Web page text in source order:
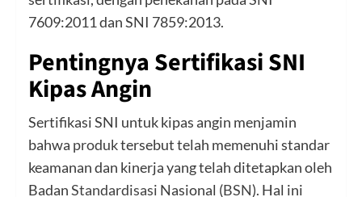
7609:2011 dan SNI 7859:2013.
Pentingnya Sertifikasi SNI
Kipas Angin
Sertifikasi SNI untuk kipas angin menjamin
bahwa produktersebut telah memenuhi standar
keamanan dan kinerja yang telah ditetapkan oleh
BadanStandardisasi Nasional (BSN). Hal ini